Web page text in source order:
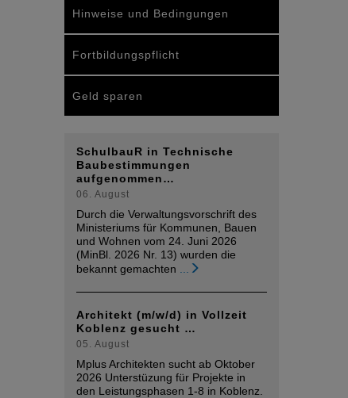
Hinweise und Bedingungen
Fortbildungspflicht
Geld sparen
SchulbauR in Technische
Baubestimmungen
aufgenommen…
06. August
Durch die Verwaltungsvorschrift des
Ministeriums für Kommunen, Bauen
und Wohnen vom 24. Juni 2026
(MinBl. 2026 Nr. 13) wurden die
bekannt gemachten
Architekt (m/w/d) in Vollzeit
Koblenz gesucht …
05. August
Mplus Architekten sucht ab Oktober
2026 Unterstüzung für Projekte in
den Leistungsphasen 1-8 in Koblenz.